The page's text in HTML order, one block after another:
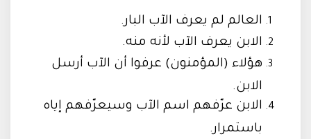
العالم لم يعرف الآب البار.
الابن يعرف الآب لأنه منه.
هؤلاء (المؤمنون) عرفوا أن الآب أرسل
الابن.
الابن عرّفهم اسم الآب وسيعرّفهم إياه
باستمرار.